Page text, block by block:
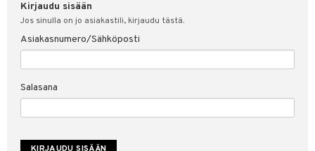
Fitness
Koti & Sisustus
Lelut, Lapsi & Vauva
Tuotemerkkejä
Kirjaudu sisään
Jos sinulla on jo asiakastili, kirjaudu tästä.
Asiakasnumero/Sähköposti
Salasana
& vastauksia
myyntiehdot
suojaus